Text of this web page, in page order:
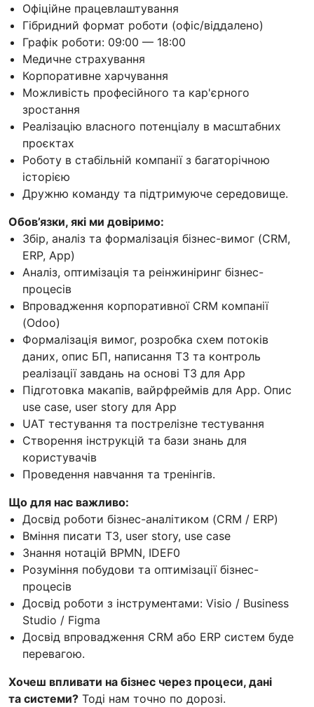
Офіційне працевлаштування
Гібридний формат роботи (офіс/віддалено)
Графік роботи: 09:00 — 18:00
Медичне страхування
Корпоративне харчування
Можливість професійного та кар'єрного
зростання
Реалізацію власного потенціалу в масштабних
проєктах
Роботу в стабільній компанії з багаторічною
історією
Дружню команду та підтримуюче середовище.
Обов’язки, які ми довіримо:
Збір, аналіз та формалізація бізнес-вимог (CRM,
ERP, App)
Аналіз, оптимізація та реінжиніринг бізнес-
процесів
Впровадження корпоративної CRM компанії
(Odoo)
Формалізація вимог, розробка схем потоків
даних, опис БП, написання ТЗ та контроль
реалізації завдань на основі ТЗ для App
Підготовка макапів, вайрфреймів для App. Опис
use case, user story для App
UAT тестування та пострелізне тестування
Створення інструкцій та бази знань для
користувачів
Проведення навчання та тренінгів.
Що для нас важливо:
Досвід роботи бізнес-аналітиком (CRM / ERP)
Вміння писати ТЗ, user story, use case
Знання нотацій BPMN, IDEF0
Розуміння побудови та оптимізації бізнес-
процесів
Досвід роботи з інструментами: Visio / Business
Studio / Figma
Досвід впровадження CRM або ERP систем буде
перевагою.
Хочеш впливати на бізнес через процеси, дані
та системи? Тоді нам точно по дорозі.